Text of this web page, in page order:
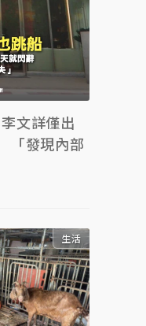
文詳僅出
「發現內部
生活